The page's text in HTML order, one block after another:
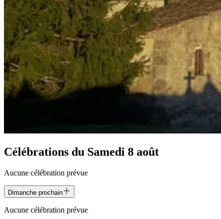
Célébrations du Samedi 8 août
Aucune célébration prévue
Dimanche prochain
Aucune célébration prévue